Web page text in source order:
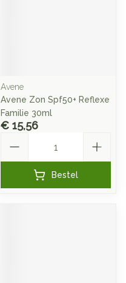
Avene
Avene Zon Spf50+ Reflexe
Familie 30ml
€ 15,56
Bestel